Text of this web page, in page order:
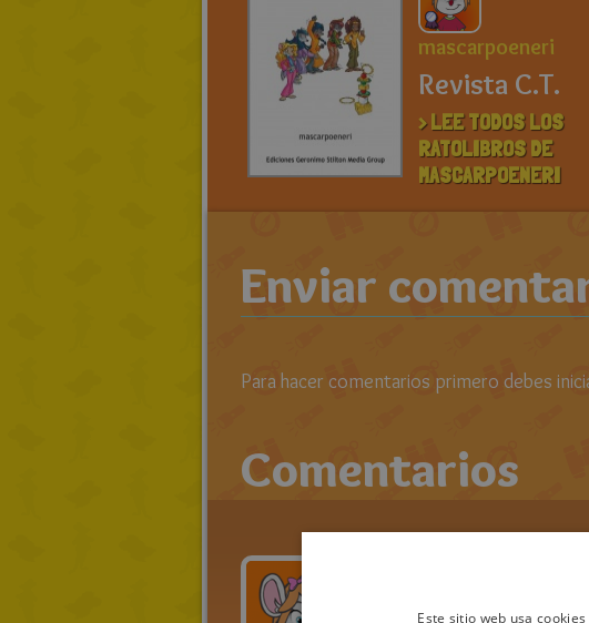
mascarpoeneri
Revista C.T.
> LEE TODOS LOS
RATOLIBROS DE
MASCARPOENERI
Enviar
Para hacer comentarios primero debes
Comentarios
Este sitio web usa